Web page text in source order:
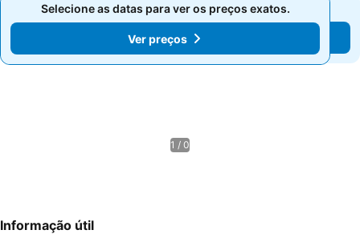
Selecione as datas para ver os preços exatos.
Ver preços
Selecione as datas para ver os preços exatos.
Ver preços
1 / 0
Informação útil